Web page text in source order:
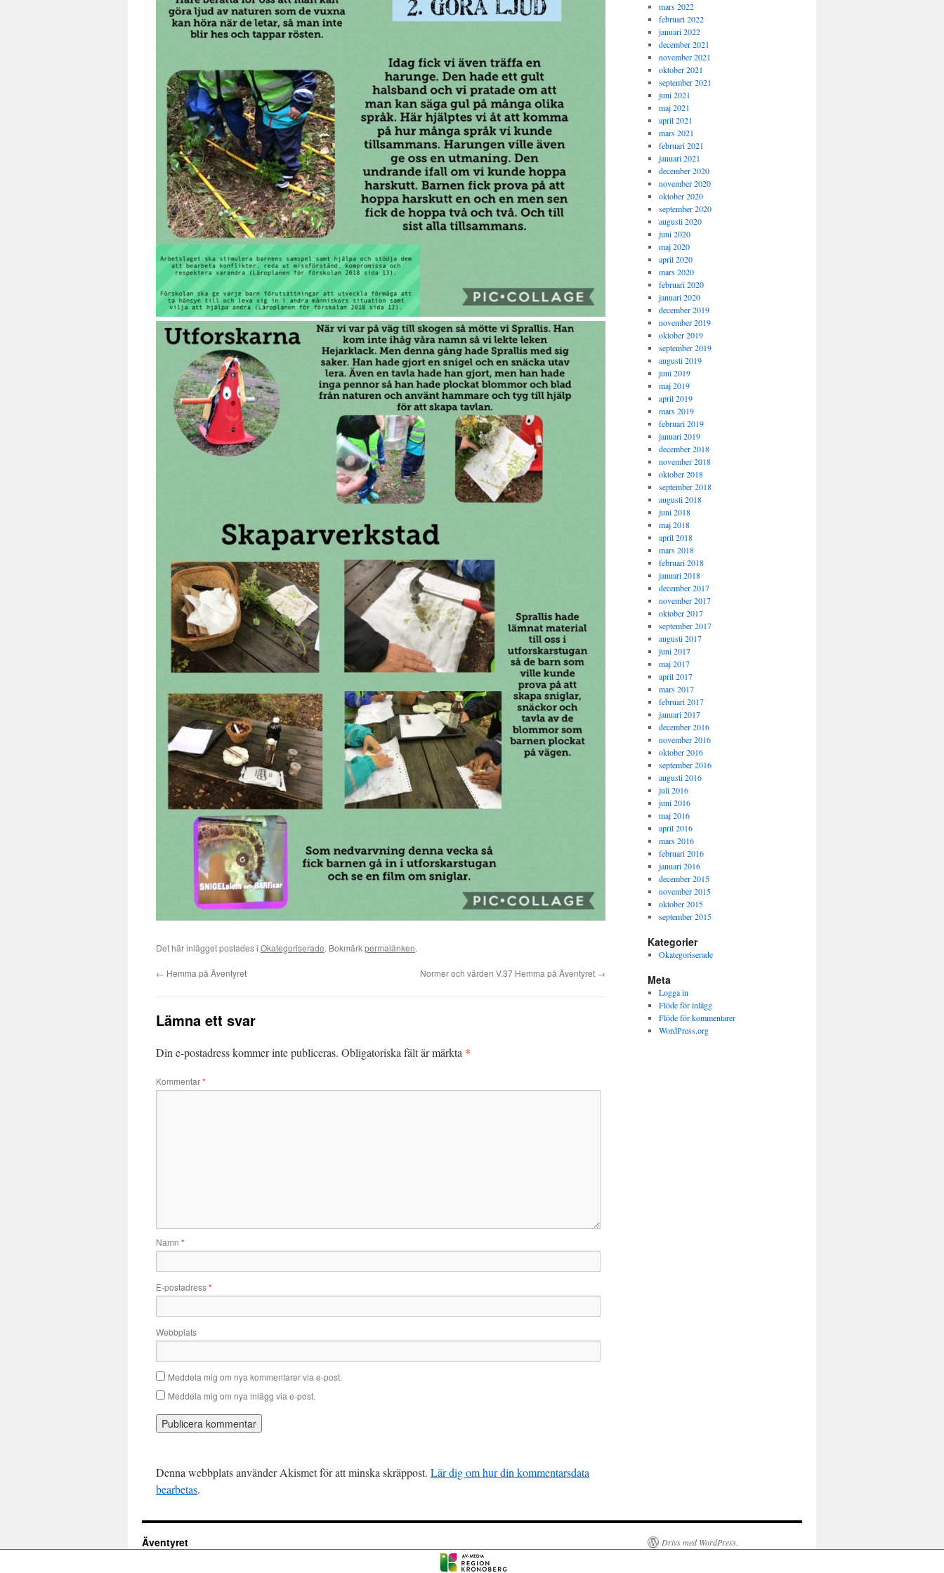
Det här inlägget postades i Okategoriserade. Bokmärkpermalänken.
← Hemma på Äventyret Normer och värden V.37 Hemma på Äventyret →
Lämna ett svar
Din e-postadress kommer inte publiceras. Obligatoriska fält är märkta *
Kommentar*
Namn *
E-postadress*
Webbplats
Meddela mig om nya kommentarer via e-post.
Meddela mig om nya inlägg via e-post.
Denna webbplats använder Akismet för att minska skräppost. Lär dig om hur din kommentarsdata
bearbetas.
mars 2022
februari 2022
januari 2022
december 2021
november 2021
oktober 2021
september 2021
juni 2021
maj 2021
april 2021
mars 2021
februari 2021
januari 2021
december 2020
november 2020
oktober 2020
september 2020
augusti 2020
juni 2020
maj 2020
april 2020
mars 2020
februari 2020
januari 2020
december 2019
november 2019
oktober 2019
september 2019
augusti 2019
juni 2019
maj 2019
april 2019
mars 2019
februari 2019
januari 2019
december 2018
november 2018
oktober 2018
september 2018
augusti 2018
juni 2018
maj 2018
april 2018
mars 2018
februari 2018
januari 2018
december 2017
november 2017
oktober 2017
september 2017
augusti 2017
juni 2017
maj 2017
april 2017
mars 2017
februari 2017
januari 2017
december 2016
november 2016
oktober 2016
september 2016
augusti 2016
juli 2016
juni 2016
maj 2016
april 2016
mars 2016
februari 2016
januari 2016
december 2015
november 2015
oktober 2015
september 2015
Kategorier
Okategoriserade
Meta
Logga in
Flöde för inlägg
Flöde för kommentarer
WordPress.org
Äventyret Drivs med WordPress.